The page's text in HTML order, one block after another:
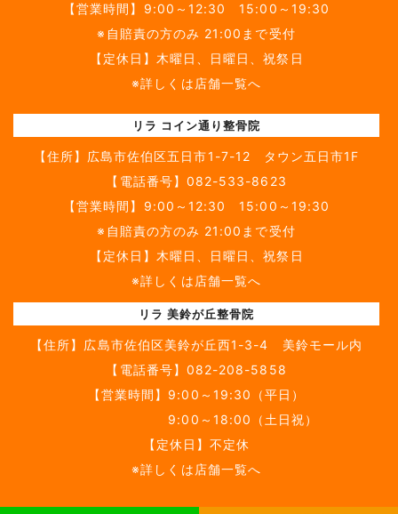
【営業時間】9:00～12:30 15:00～19:30
※自賠責の方のみ 21:00まで受付
【定休日】木曜日、日曜日、祝祭日
※詳しくは店舗一覧へ
リラ コイン通り整骨院
【住所】 広島市佐伯区五日市1-7-12 タウン五日市1F
【電話番号】 082-533-8623
【営業時間】9:00～12:30 15:00～19:30
※自賠責の方のみ 21:00まで受付
【定休日】木曜日、日曜日、祝祭日
※詳しくは店舗一覧へ
リラ 美鈴が丘整骨院
【住所】 広島市佐伯区美鈴が丘西1-3-4 美鈴モール内
【電話番号】 082-208-5858
【営業時間】9:00～19:30（平日）
9:00～18:00（土日祝）
【定休日】不定休
※詳しくは店舗一覧へ